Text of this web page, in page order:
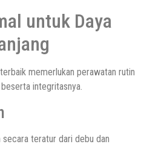
untuk Daya
memerlukan perawatan rutin
integritasnya.
secara teratur dari debu dan